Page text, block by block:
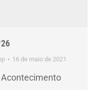
16 de maio de 2021